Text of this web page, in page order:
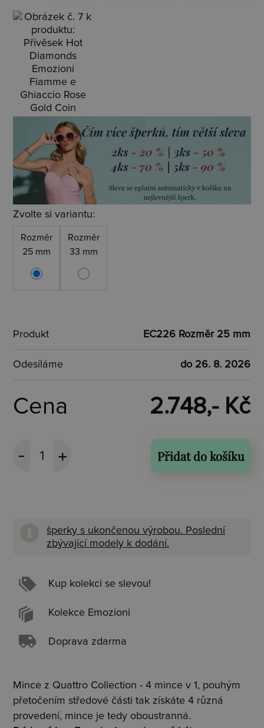
Zvolte si variantu:
Rozměr
25 mm
Rozměr
33 mm
Produkt EC226 Rozměr 25 mm
Odesíláme do 26. 8. 2026
Cena 2.748,- Kč
Přidat do košíku
šperky s ukončenou výrobou. Poslední
zbývající modely k dodání.
Kup kolekci se slevou!
Kolekce Emozioni
Doprava zdarma
Mince z Quattro Collection - 4 mince v 1, pouhým
přetočením středové části tak získáte 4 různá
provedení, mince je tedy oboustranná.